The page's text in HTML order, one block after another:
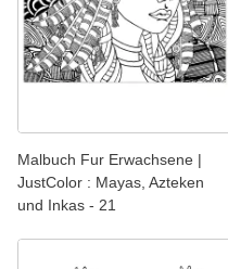
Malbuch Fur Erwachsene |
JustColor : Mayas, Azteken
und Inkas - 21